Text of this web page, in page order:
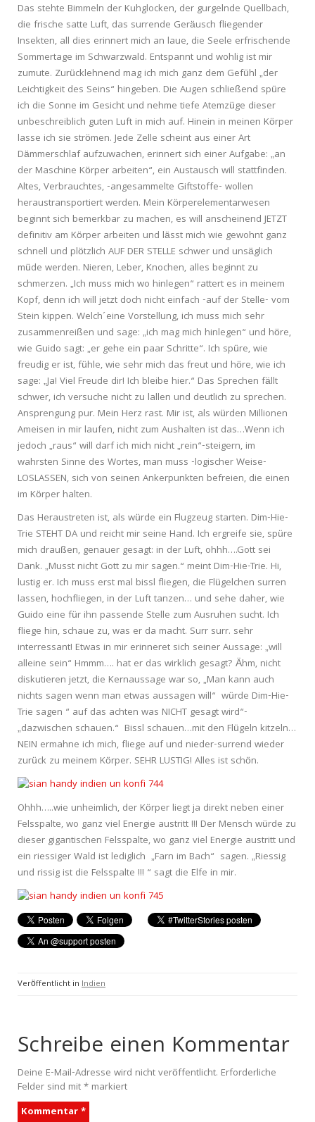
Das stehte Bimmeln der Kuhglocken, der gurgelnde Quellbach,
die frische satte Luft, das surrende Geräusch fliegender
Insekten, all dies erinnert mich an laue, die Seele erfrischende
Sommertage im Schwarzwald. Entspannt und wohlig ist mir
zumute. Zurücklehnend mag ich mich ganz dem Gefühl „der
Leichtigkeit des Seins“ hingeben. Die Augen schließend spüre
ich die Sonne im Gesicht und nehme tiefe Atemzüge dieser
unbeschreiblich guten Luft in mich auf. Hinein in meinen Körper
lasse ich sie strömen. Jede Zelle scheint aus einer Art
Dämmerschlaf aufzuwachen, erinnert sich einer Aufgabe: „an
der Maschine Körper arbeiten“, ein Austausch will stattfinden.
Altes, Verbrauchtes, -angesammelte Giftstoffe- wollen
heraustransportiert werden. Mein Körperelementarwesen
beginnt sich bemerkbar zu machen, es will anscheinend JETZT
definitiv am Körper arbeiten und lässt mich wie gewohnt ganz
schnell und plötzlich AUF DER STELLE schwer und unsäglich
müde werden. Nieren, Leber, Knochen, alles beginnt zu
schmerzen. „Ich muss mich wo hinlegen“ rattert es in meinem
Kopf, denn ich will jetzt doch nicht einfach -auf der Stelle- vom
Stein kippen. Welch´eine Vorstellung, ich muss mich sehr
zusammenreißen und sage: „ich mag mich hinlegen“ und höre,
wie Guido sagt: „er gehe ein paar Schritte“. Ich spüre, wie
freudig er ist, fühle, wie sehr mich das freut und höre, wie ich
sage: „Ja! Viel Freude dir! Ich bleibe hier.“ Das Sprechen fällt
schwer, ich versuche nicht zu lallen und deutlich zu sprechen.
Ansprengung pur. Mein Herz rast. Mir ist, als würden Millionen
Ameisen in mir laufen, nicht zum Aushalten ist das…Wenn ich
jedoch „raus“ will darf ich mich nicht „rein“-steigern, im
wahrsten Sinne des Wortes, man muss -logischer Weise-
LOSLASSEN, sich von seinen Ankerpunkten befreien, die einen
im Körper halten.
Das Heraustreten ist, als würde ein Flugzeug starten. Dim-Hie-
Trie STEHT DA und reicht mir seine Hand. Ich ergreife sie, spüre
mich draußen, genauer gesagt: in der Luft, ohhh….Gott sei
Dank. „Musst nicht Gott zu mir sagen.“ meint Dim-Hie-Trie. Hi,
lustig er. Ich muss erst mal bissl fliegen, die Flügelchen surren
lassen, hochfliegen, in der Luft tanzen… und sehe daher, wie
Guido eine für ihn passende Stelle zum Ausruhen sucht. Ich
fliege hin, schaue zu, was er da macht. Surr surr. sehr
interressant! Etwas in mir erinneret sich seiner Aussage: „will
alleine sein“ Hmmm…. hat er das wirklich gesagt? Ähm, nicht
diskutieren jetzt, die Kernaussage war so, „Man kann auch
nichts sagen wenn man etwas aussagen will“ würde Dim-Hie-
Trie sagen “ auf das achten was NICHT gesagt wird“-
„dazwischen schauen.“ Bissl schauen…mit den Flügeln kitzeln…
NEIN ermahne ich mich, fliege auf und nieder-surrend wieder
zurück zu meinem Körper. SEHR LUSTIG! Alles ist schön.
Ohhh…..wie unheimlich, der Körper liegt ja direkt neben einer
Felsspalte, wo ganz viel Energie austritt !!! Der Mensch würde zu
dieser gigantischen Felsspalte, wo ganz viel Energie austritt und
ein riessiger Wald ist lediglich „Farn im Bach“ sagen. „Riessig
und rissig ist die Felsspalte !!! “ sagt die Elfe in mir.
Veröffentlicht in Indien
Schreibe einen Kommentar
Deine E-Mail-Adresse wird nicht veröffentlicht. Erforderliche
Felder sind mit* markiert
Kommentar*